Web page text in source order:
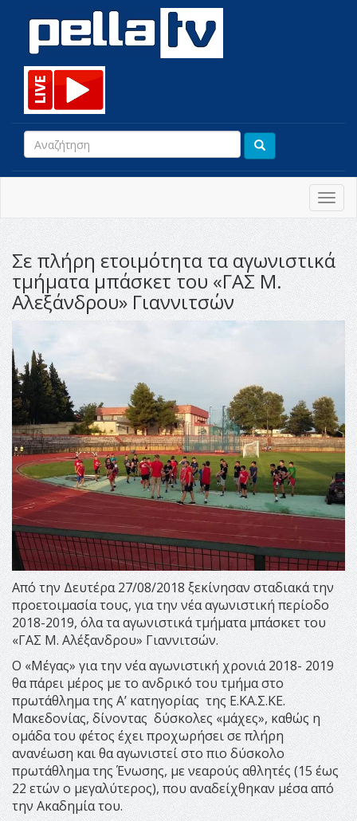
Σε πλήρη ετοιμότητα τα αγωνιστικά
τμήματα μπάσκετ του «ΓΑΣ Μ.
Αλεξάνδρου» Γιαννιτσών
Από την Δευτέρα 27/08/2018 ξεκίνησαν σταδιακά την
προετοιμασία τους, για την νέα αγωνιστική περίοδο
2018-2019, όλα τα αγωνιστικά τμήματα μπάσκετ του
«ΓΑΣ Μ. Αλέξανδρου» Γιαννιτσών.
Ο «Μέγας» για την νέα αγωνιστική χρονιά 2018- 2019
θα πάρει μέρος με το ανδρικό του τμήμα στο
πρωτάθλημα της Α’ κατηγορίας της Ε.ΚΑ.Σ.ΚΕ.
Μακεδονίας, δίνοντας δύσκολες «μάχες», καθώς η
ομάδα του φέτος έχει προχωρήσει σε πλήρη
ανανέωση και θα αγωνιστεί στο πιο δύσκολο
πρωτάθλημα της Ένωσης, με νεαρούς αθλητές (15 έως
22 ετών ο μεγαλύτερος), που αναδείχθηκαν μέσα από
την Ακαδημία του.